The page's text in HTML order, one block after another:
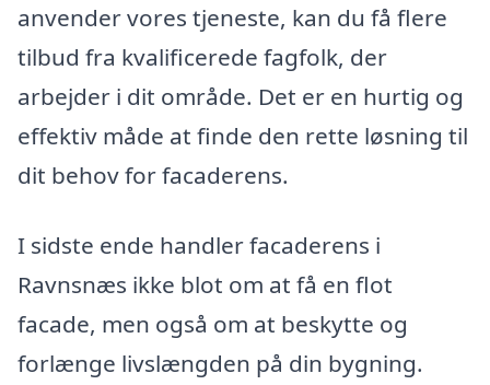
anvender vores tjeneste, kan du få flere
tilbud fra kvalificerede fagfolk, der
arbejder i dit område. Det er en hurtig og
effektiv måde at finde den rette løsning til
dit behov for facaderens.
I sidste ende handler facaderens i
Ravnsnæs ikke blot om at få en flot
facade, men også om at beskytte og
forlænge livslængden på din bygning.